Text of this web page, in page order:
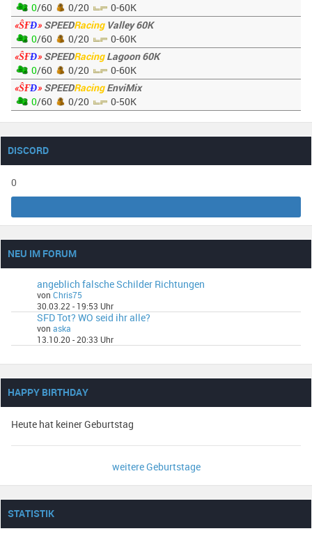
0/60 0/20
0-60K
«ŜҒĐ» SPEEDRacingValley 60K
0/60 0/20
0-60K
«ŜҒĐ» SPEEDRacingLagoon 60K
0/60 0/20
0-60K
«ŜҒĐ» SPEEDRacingEnviMix
0/60 0/20 0-50K
DISCORD
0
NEU IM FORUM
angeblich falsche Schilder Richtungen
von Chris75
30.03.22 - 19:53 Uhr
SFD Tot? WO seid ihr alle?
von aska
13.10.20 - 20:33 Uhr
HAPPY BIRTHDAY
Heute hat keiner Geburtstag
weitere Geburtstage
STATISTIK